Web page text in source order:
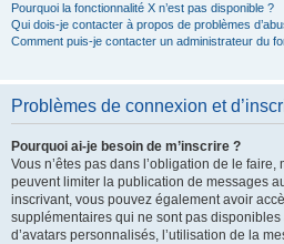
Pourquoi la fonctionnalité X n’est pas disponible ?
Qui dois-je contacter à propos de problèmes
Comment puis-je contacter un administrateur du
Problèmes de connexion et
Pourquoi ai-je besoin de m’inscrire ?
Vous n’êtes pas dans l’obligation de le
peuvent limiter la publication de messages
inscrivant, vous pouvez également avoir
supplémentaires qui ne sont pas disponibles
d’avatars personnalisés, l’utilisation de la